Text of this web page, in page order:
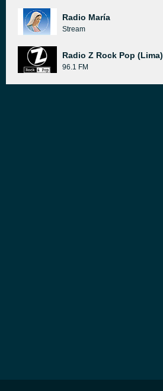
Radio María
Stream
Radio Z Rock Pop (Lima)
96.1 FM